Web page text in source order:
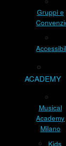
Gruppi e
ACADEMY
Musical
Academy
Milano
Kids